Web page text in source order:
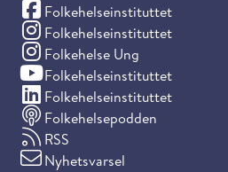
Folkehelseinstituttet
(Facebook)
Folkehelseinstituttet
(Instagram)
Folkehelse Ung
(Instagram)
Folkehelseinstituttet
(YouTube)
Folkehelseinstituttet
(LinkedIn)
Folkehelsepodden
RSS
Nyhetsvarsel